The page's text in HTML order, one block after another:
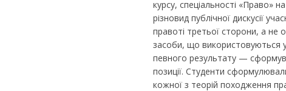
курсу, спеціальності «Право»
різновид публічної дискусії
правоті третьої сторони, а не
засоби, що використовуються
певного результату —
позиції. Студенти
кожної з теорій походження